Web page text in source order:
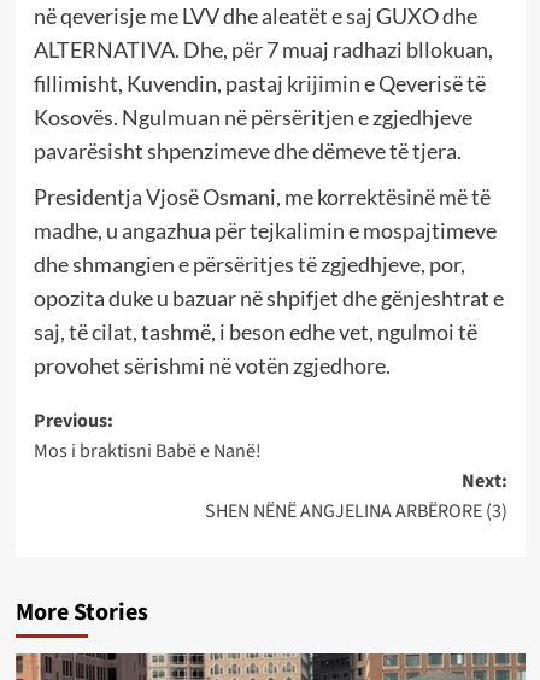
në qeverisje me LVV dhe aleatët e saj GUXO dhe
ALTERNATIVA. Dhe, për 7 muaj radhazi bllokuan,
fillimisht, Kuvendin, pastaj krijimin e Qeverisë të
Kosovës. Ngulmuan në përsëritjen e zgjedhjeve
pavarësisht shpenzimeve dhe dëmeve të tjera.
Presidentja Vjosë Osmani, me korrektësinë më të
madhe, u angazhua për tejkalimin e mospajtimeve
dhe shmangien e përsëritjes të zgjedhjeve, por,
opozita duke u bazuar në shpifjet dhe gënjeshtrat e
saj, të cilat, tashmë, i beson edhe vet, ngulmoi të
provohet sërishmi në votën zgjedhore.
Post
navigation
Previous:
Mos i braktisni Babë e Nanë!
Next:
SHEN NËNË ANGJELINA ARBËRORE (3)
More Stories